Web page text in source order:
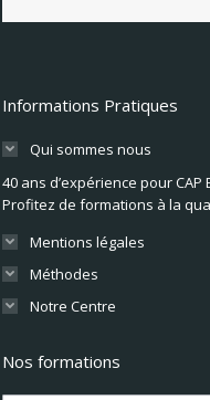
Informations Pratiques
Qui sommes nous
40 ans d’expérience pour CAP
Profitez de formations à la
Mentions légales
Méthodes
Notre Centre
Nos formations